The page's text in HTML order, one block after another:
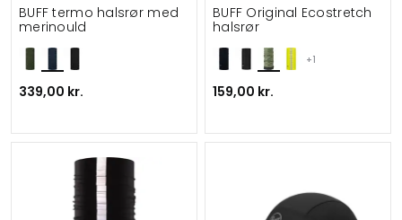
BUFF termo halsrør med
merinould
339,00 kr.
+1
BUFF Original Ecostretch
halsrør
159,00 kr.